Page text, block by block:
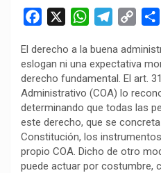
c
e
b
o
o
k
W
a
t
s
A
p
p
l
e
g
r
a
m
p
y
L
i
n
k
t
i
r
El derecho a la buena
eslogan ni una expectativa
derecho fundamental. El art.
Administrativo (COA) lo
determinando que todas las
este derecho, que se
Constitución, los
propio COA. Dicho de otro
puede actuar por costumbre,